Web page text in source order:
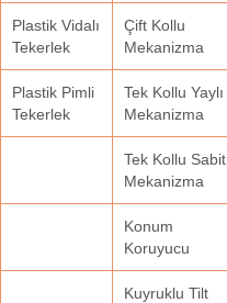
Plastik Vidalı
Tekerlek
Çift Kollu
Mekanizma
Plastik Pimli
Tekerlek
Tek Kollu Yaylı
Mekanizma
Tek Kollu Sabit
Mekanizma
Konum
Koruyucu
Kuyruklu Tilt